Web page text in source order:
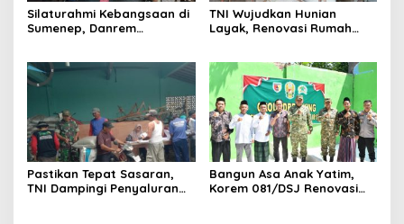
Silaturahmi Kebangsaan di
Sumenep, Danrem
Bangun Madura
TNI Wujudkan Hunian
Layak, Renovasi Rumah
Pastikan Tepat Sasaran,
TNI Dampingi Penyaluran
Bangun Asa Anak Yatim,
Korem 081/DSJ Renovasi